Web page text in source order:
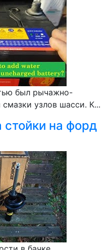
был рычажно-
узлов шасси. К...
стойки на форд